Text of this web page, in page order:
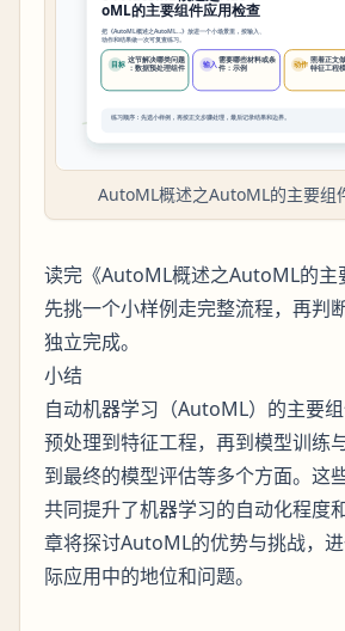
AutoML概述之AutoML的主要组
读完《AutoML概述之AutoML的主
先挑一个小样例走完整流程，再判
独立完成。
小结
自动机器学习（AutoML）的主要
预处理到特征工程，再到模型训练
到最终的模型评估等多个方面。这
共同提升了机器学习的自动化程度
章将探讨AutoML的优势与挑战，
际应用中的地位和问题。